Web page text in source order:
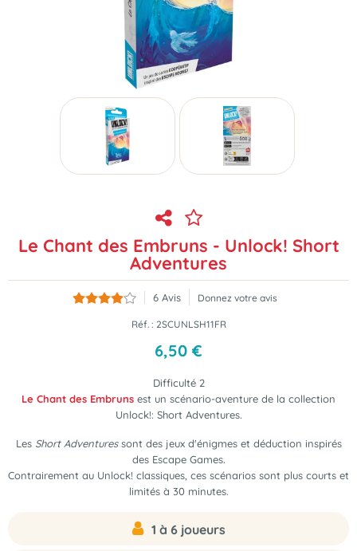
Le Chant des Embruns - Unlock! Short
Adventures
6 Avis Donnez votre avis
Réf. : 2SCUNLSH11FR
6,50 €
Difficulté 2
Le Chant des Embruns est un scénario-aventure de la collection
Unlock!: Short Adventures.
Les Short Adventuressont des jeux d'énigmes et déduction inspirés
des Escape Games.
Contrairement au Unlock! classiques, ces scénarios sont plus courts et
limités à 30 minutes.
1 à 6 joueurs